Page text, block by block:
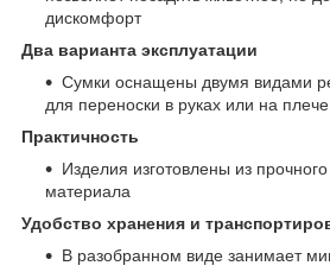
дискомфорт
Два варианта эксплуатации
Сумки оснащены двумя видами
для переноски в руках или на плече
Практичность
Изделия изготовлены из
материала
Удобство хранения и
В разобранном виде занимает